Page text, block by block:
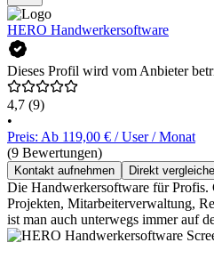
HERO Handwerkersoftware
Dieses Profil wird vom Anbieter
4,7 (9)
•
Preis: Ab 119,00 € / User / Monat
(9 Bewertungen)
Kontakt aufnehmen Direkt
Die Handwerkersoftware für
Projekten, Mitarbeiterverwaltung,
ist man auch unterwegs immer auf